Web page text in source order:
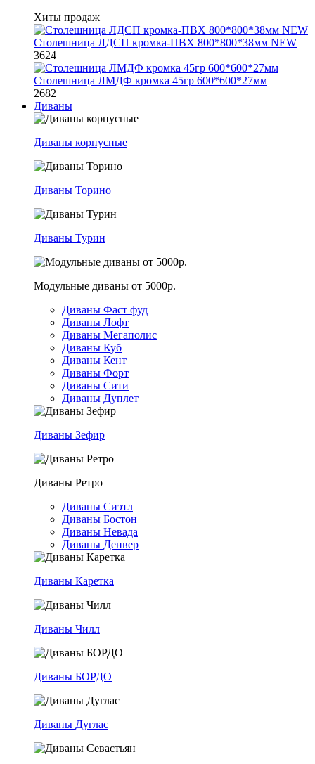
Хиты продаж
Столешница ЛДСП кромка-ПВХ 800*800*38мм NEW
3624
Столешница ЛМДФ кромка 45гр 600*600*27мм
2682
Диваны
Диваны корпусные
Диваны Торино
Диваны Турин
Модульные диваны от 5000р.
Диваны Фаст фуд
Диваны Лофт
Диваны Мегаполис
Диваны Куб
Диваны Кент
Диваны Форт
Диваны Сити
Диваны Дуплет
Диваны Зефир
Диваны Ретро
Диваны Сиэтл
Диваны Бостон
Диваны Невада
Диваны Денвер
Диваны Каретка
Диваны Чилл
Диваны БОРДО
Диваны Дуглас